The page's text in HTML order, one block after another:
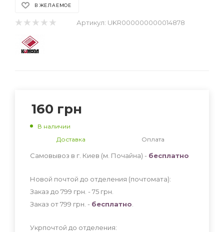
В ЖЕЛАЕМОЕ
Артикул: UKR000000000014878
160 грн
В наличии
Доставка
Оплата
Самовывоз в г. Киев (м. Почайна) - бесплатно
Новой почтой до отделения (почтомата):
Заказ до 799 грн. - 75 грн
Заказ от 799 грн. - бесплатно
Укрпочтой до отделения: